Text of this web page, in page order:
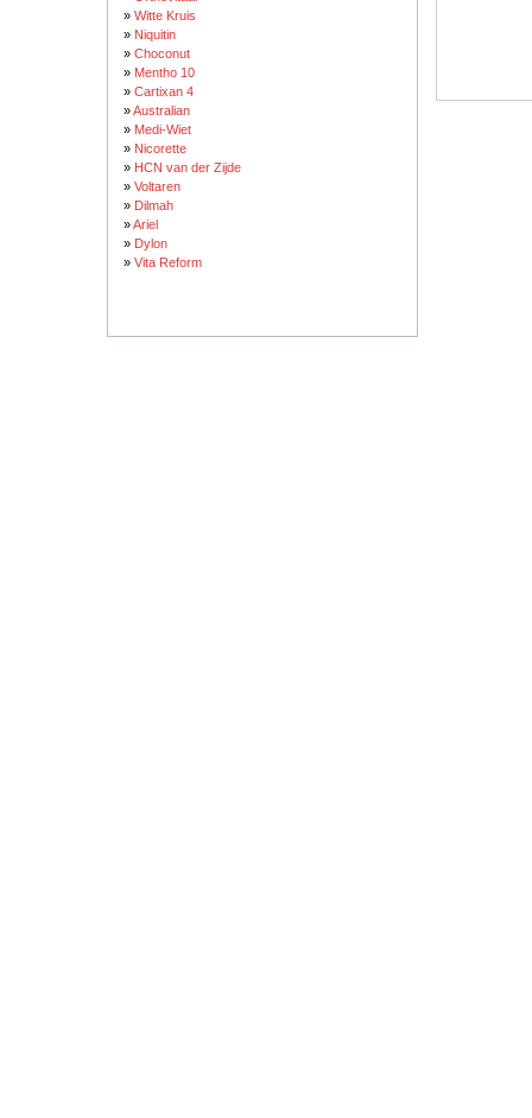
» Witte Kruis
» Niquitin
» Choconut
» Mentho 10
» Cartixan 4
»Australian
» Medi-Wiet
» Nicorette
» HCN van der Zijde
» Voltaren
» Dilmah
»Ariel
» Dylon
» Vita Reform